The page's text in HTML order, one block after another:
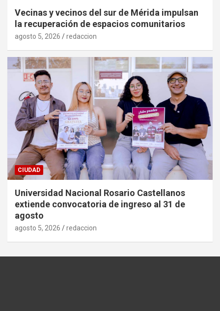
Vecinas y vecinos del sur de Mérida impulsan
la recuperación de espacios comunitarios
agosto 5, 2026 redaccion
CIUDAD
Universidad Nacional Rosario Castellanos
extiende convocatoria de ingreso al 31 de
agosto
agosto 5, 2026 redaccion